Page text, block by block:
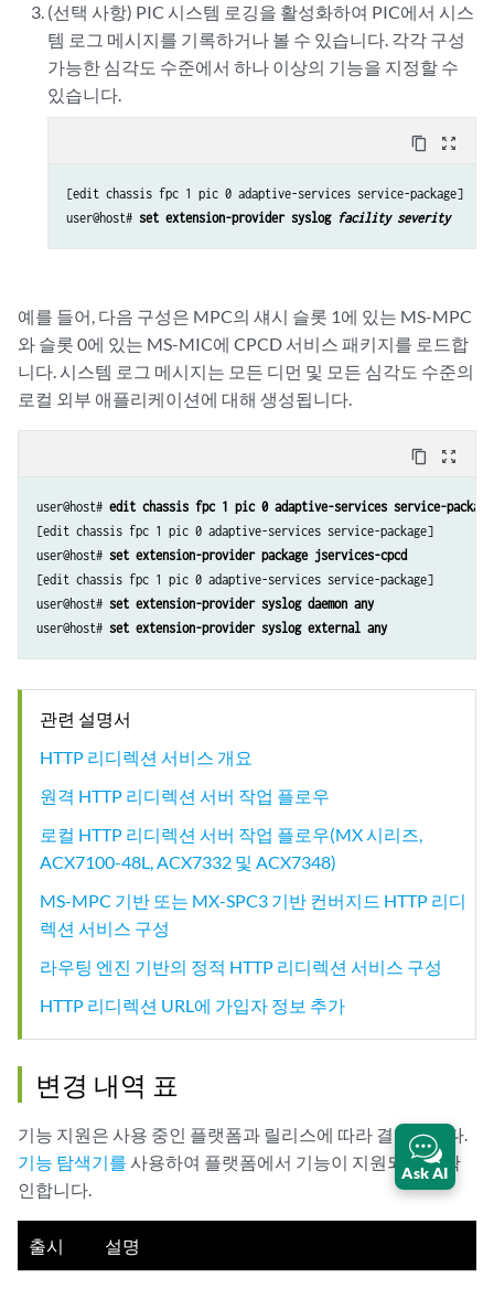
(선택 사항) PIC 시스템 로깅을 활성화하여 PIC에서 시스
템 로그 메시지를 기록하거나 볼 수 있습니다. 각각 구성
가능한 심각도 수준에서 하나 이상의 기능을 지정할 수
있습니다.
content_copy zoom_out_map
[edit chassis fpc 1 pic 0 adaptive-services service-package]
user@host# set extension-provider syslog facility severity
예를 들어, 다음 구성은 MPC의 섀시 슬롯 1에 있는 MS-MPC
와 슬롯 0에 있는 MS-MIC에 CPCD 서비스 패키지를 로드합
니다. 시스템 로그 메시지는 모든 디먼 및 모든 심각도 수준의
로컬 외부 애플리케이션에 대해 생성됩니다.
content_copy zoom_out_map
user@host# edit chassis fpc 1 pic 0 adaptive-services service-package
[edit chassis fpc 1 pic 0 adaptive-services service-package]
user@host# set extension-provider package jservices-cpcd
[edit chassis fpc 1 pic 0 adaptive-services service-package]
user@host# set extension-provider syslog daemon any
user@host# set extension-provider syslog external any
관련 설명서
HTTP 리디렉션 서비스 개요
원격 HTTP 리디렉션 서버 작업 플로우
로컬 HTTP 리디렉션 서버 작업 플로우(MX 시리즈,
ACX7100-48L, ACX7332 및 ACX7348)
MS-MPC 기반 또는 MX-SPC3 기반 컨버지드 HTTP 리디
렉션 서비스 구성
라우팅 엔진 기반의 정적 HTTP 리디렉션 서비스 구성
HTTP 리디렉션 URL에 가입자 정보 추가
변경 내역 표
기능 지원은 사용 중인 플랫폼과 릴리스에 따라 결정됩니다.
기능 탐색기를 사용하여 플랫폼에서 기능이 지원되는지 확
인합니다.
출시 설명
Ask AI